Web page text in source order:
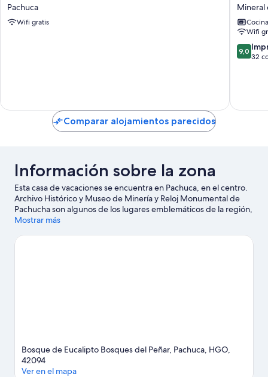
Anexo
1
Pachuca
Wifi gratis
&
Holística
Mineral
del
Monte
Mineral
Cocina
Wifi
9.0
sobre
9,0
32
Comparar alojamientos parecidos
Información sobre la zona
Esta casa de vacaciones se encuentra en Pachuca, en el centro.
Archivo Histórico y Museo de Minería y Reloj Monumental de
Pachucha son algunos de los lugares emblemáticos de la región,
donde también puedes ir de compras por Galerías Pachuca Mall
disfrutar de un evento especial? Puedes buscar el calendario de
Mostrar más
Bosque de Eucalipto Bosques del Peñar, Pachuca, HGO,
42094
Ver en el mapa